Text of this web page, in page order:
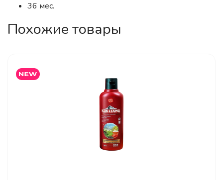
36 мес.
Похожие товары